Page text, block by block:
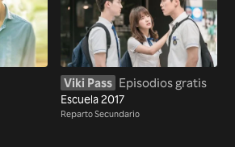
Viki Pass Episodios gratis
Escuela 2017
Reparto Secundario